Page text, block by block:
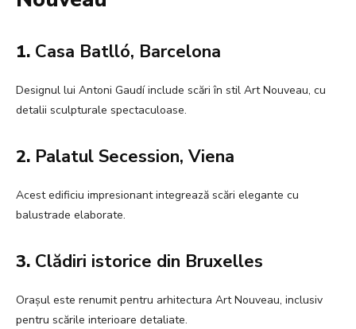
1. Casa Batlló, Barcelona
Designul lui Antoni Gaudí include scări în stil Art Nouveau, cu
detalii sculpturale spectaculoase.
2. Palatul Secession, Viena
Acest edificiu impresionant integrează scări elegante cu
balustrade elaborate.
3. Clădiri istorice din Bruxelles
Orașul este renumit pentru arhitectura Art Nouveau, inclusiv
pentru scările interioare detaliate.